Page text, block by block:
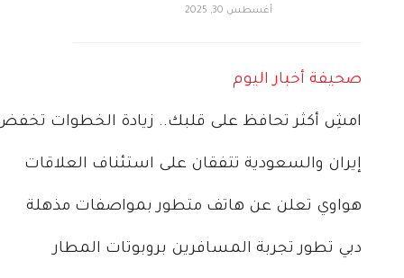
أغسطس 30, 2025
صحيفة أخبار اليوم
امشِ أكثر تحافظ على قلبك.. زيادة الخطوات
إيران والسعودية تتفقان على استئناف العلاقات
هواوي تعلن عن هاتف متطور بمواصفات مذهلة
دبي تطور تجربة المسافرين بروبوتات المطار